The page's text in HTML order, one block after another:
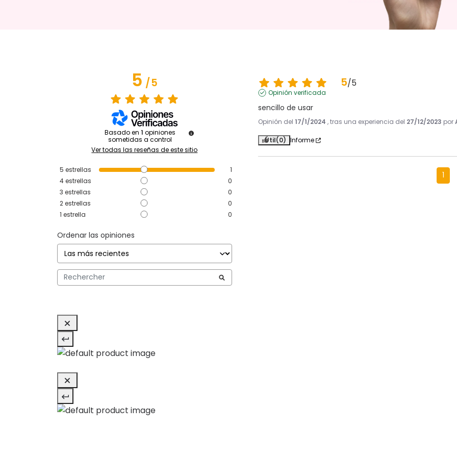
5/5
Basado en 1 opiniones
sometidas a control
Ver todas las reseñas de este sitio
5 estrellas
1
4estrellas
0
3 estrellas
0
2estrellas
0
1 estrella 0
Ordenar las opiniones
5/5
Opinión verificada
sencillo de usar
Opinión del 17/1/2024 , tras una experiencia del 27/12/2023 por
Útil(0) Informe
1